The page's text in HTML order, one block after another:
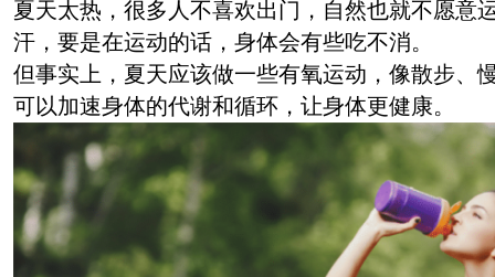
夏天太热，很多人不喜欢出门，自然也就不愿意
汗，要是在运动的话，身体会有些吃不消。
但事实上，夏天应该做一些有氧运动，像散步、
可以加速身体的代谢和循环，让身体更健康。